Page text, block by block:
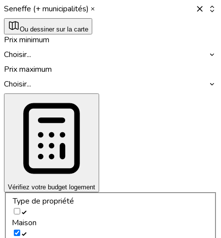
Seneffe (+ municipalités)
Ou dessiner sur la carte
Prix minimum
Choisir...
Prix maximum
Choisir...
Vérifiez votre budget logement
Type de propriété
Maison